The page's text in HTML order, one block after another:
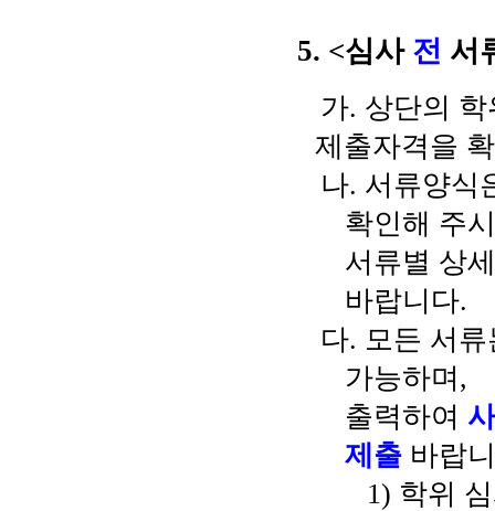
5. <심사 전 서
가. 상단의 학
제출자격을
나. 서류양식
확인해 주
서류별 상
바랍니다.
다. 모든 서
가능하며 ,
출력하여
제출 바랍
1) 학위